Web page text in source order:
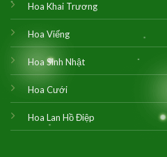
Hoa Khai Trương
Hoa Viếng
Hoa Sinh Nhật
Hoa Cưới
Hoa Lan Hồ Điệp